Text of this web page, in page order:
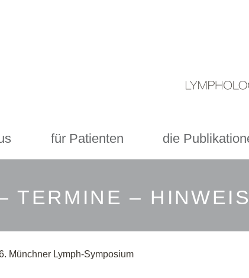
für Patienten die
TERMINE –
Münchner Lymph-Symposium